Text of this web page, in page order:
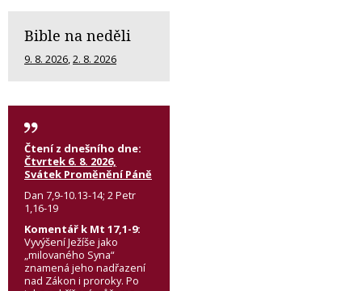
Bible na neděli
9. 8. 2026,2. 8. 2026
Čtení z dnešního dne:
Čtvrtek 6. 8. 2026,
Svátek Proměnění Páně
Dan 7,9-10.13-14; 2 Petr
1,16-19
Komentář k Mt 17,1-9:
Vyvýšení Ježíše jako
„milovaného Syna“
znamená jeho nadřazení
nad Zákon i proroky. Po